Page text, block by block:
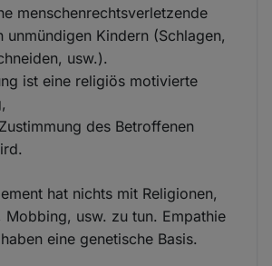
menschenrechtsverletzende
unmündigen Kindern (Schlagen,
usw.).
ist eine religiös motivierte
des Betroffenen
hat nichts mit Religionen,
Mobbing, usw. zu tun. Empathie
eine genetische Basis.